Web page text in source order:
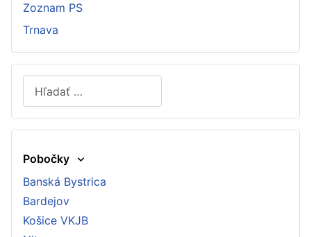
Zoznam PS
Trnava
Hľadať
Type 2 or more characters for results.
Pobočky
Banská Bystrica
Bardejov
Košice VKJB